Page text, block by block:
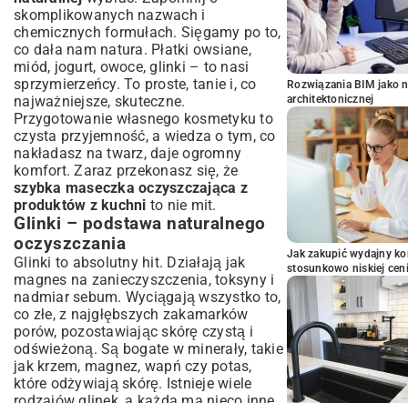
skomplikowanych nazwach i
chemicznych formułach. Sięgamy po to,
co dała nam natura. Płatki owsiane,
miód, jogurt, owoce, glinki – to nasi
sprzymierzeńcy. To proste, tanie i, co
najważniejsze, skuteczne.
Przygotowanie własnego kosmetyku to
czysta przyjemność, a wiedza o tym, co
nakładasz na twarz, daje ogromny
komfort. Zaraz przekonasz się, że
szybka maseczka oczyszczająca z
produktów z kuchni to nie mit.
Glinki – podstawa naturalnego
oczyszczania
Glinki to absolutny hit. Działają jak
magnes na zanieczyszczenia, toksyny i
nadmiar sebum. Wyciągają wszystko to,
co złe, z najgłębszych zakamarków
porów, pozostawiając skórę czystą i
odświeżoną. Są bogate w minerały, takie
jak krzem, magnez, wapń czy potas,
które odżywiają skórę. Istnieje wiele
Rozwiązania BIM jako
architektonicznej
Jak zakupić wydajny
stosunkowo niskiej